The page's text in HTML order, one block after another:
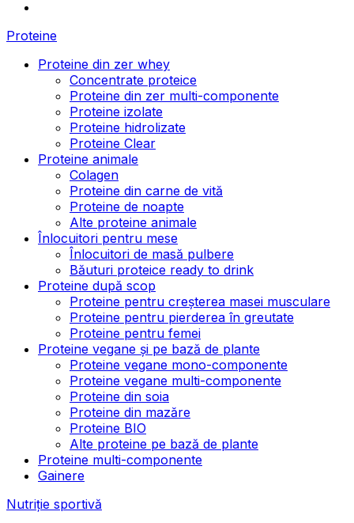
Proteine
Proteine din zer whey
Concentrate proteice
Proteine din zer multi-componente
Proteine izolate
Proteine hidrolizate
Proteine Clear
Proteine animale
Colagen
Proteine din carne de vită
Proteine de noapte
Alte proteine animale
Înlocuitori pentru mese
Înlocuitori de masă pulbere
Băuturi proteice ready to drink
Proteine după scop
Proteine pentru creșterea masei musculare
Proteine pentru pierderea în greutate
Proteine pentru femei
Proteine vegane și pe bază de plante
Proteine vegane mono-componente
Proteine vegane multi-componente
Proteine din soia
Proteine din mazăre
Proteine BIO
Alte proteine pe bază de plante
Proteine multi-componente
Gainere
Nutriție sportivă